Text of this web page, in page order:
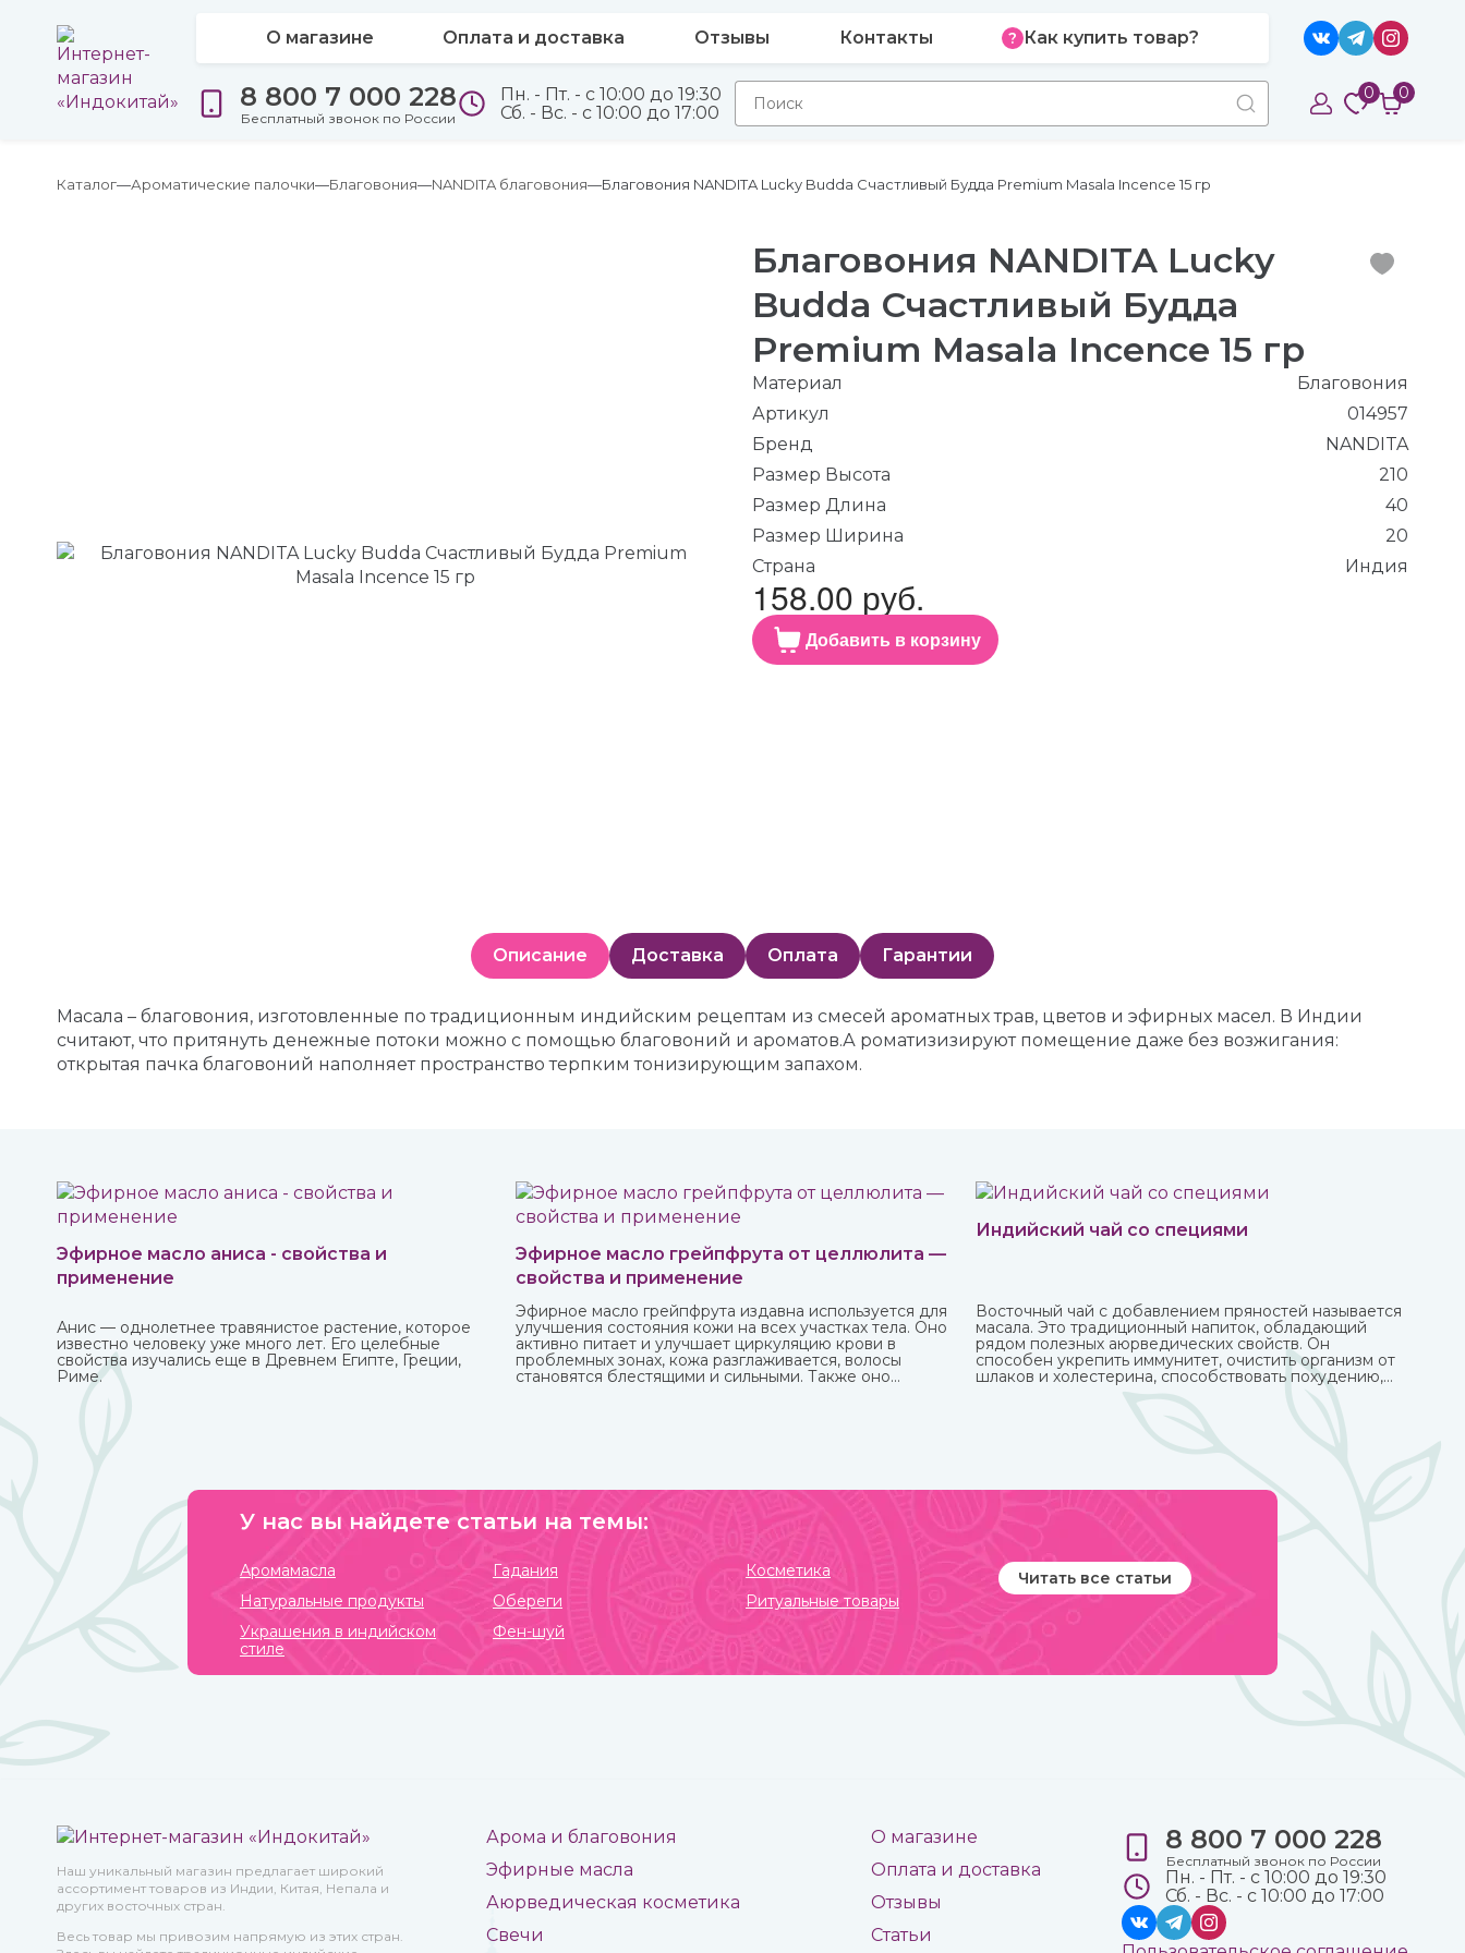
О магазине Оплата и доставка Отзывы Контакты Как купить товар?
8 800 7 000 228
Бесплатный звонок по России
Пн. - Пт. - с 10:00 до 19:30
Сб. - Вс. - с 10:00 до 17:00
0 0
Каталог Ароматические палочки Благовония NANDITA благовония Благовония NANDITA Lucky Budda Счастливый Будда Premium Masala Incence 15 гр
Благовония NANDITA Lucky
Budda Счастливый Будда
Premium Masala Incence 15 гр
Материал
Благовония
Артикул
014957
Бренд
NANDITA
Размер Высота
210
Размер Длина
40
Размер Ширина
20
Страна
Индия
158.00 руб.
Добавить в корзину
Описание Доставка Оплата Гарантии
Масала – благовония, изготовленные по традиционным индийским рецептам из смесей ароматных трав, цветов и эфирных масел. В Индии
считают, что притянуть денежные потоки можно с помощью благовоний и ароматов.А роматизизируют помещение даже без возжигания:
открытая пачка благовоний наполняет пространство терпким тонизирующим запахом.
Эфирное масло аниса - свойства и
применение
Анис — однолетнее травянистое растение, которое
известно человеку уже много лет. Его целебные
свойства изучались еще в Древнем Египте, Греции,
Риме.
Эфирное масло грейпфрута от целлюлита —
свойства и применение
Эфирное масло грейпфрута издавна используется для
улучшения состояния кожи на всех участках тела. Оно
активно питает и улучшает циркуляцию крови в
проблемных зонах, кожа разглаживается, волосы
становятся блестящими и сильными. Также оно
Индийский чай со специями
Восточный чай с добавлением пряностей называется
масала. Это традиционный напиток, обладающий
рядом полезных аюрведических свойств. Он
способен укрепить иммунитет, очистить организм от
шлаков и холестерина, способствовать похудению,
улучшить пищеварение и укрепить нервную систему.
У нас вы найдете статьи на темы:
Аромамасла Гадания
Косметика
Натуральные продукты
Обереги
Ритуальные товары
Украшения в индийском
стиле
Фен-шуй
Читать все статьи
Наш уникальный магазин предлагает широкий
ассортимент товаров из Индии, Китая, Непала и
других восточных стран.
Весь товар мы привозим напрямую из этих стран.
Арома и благовония
Эфирные масла
Аюрведическая косметика
Свечи
О магазине
Оплата и доставка
Отзывы
Статьи
8 800 7 000 228
Бесплатный звонок по России
Пн. - Пт. - с 10:00 до 19:30
Сб. - Вс. - с 10:00 до 17:00